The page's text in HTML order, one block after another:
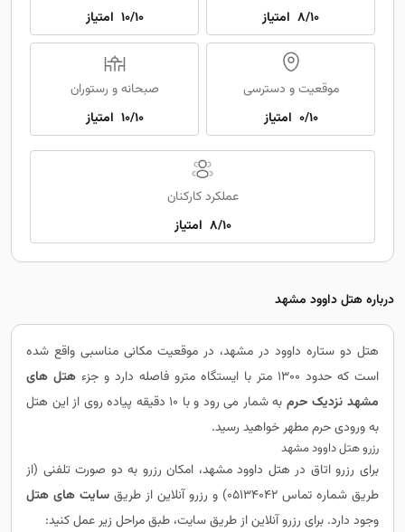
8/10 امتیاز
10/10 امتیاز
موقعیت و دسترسی
0/10 امتیاز
صبحانه و رستوران
10/10 امتیاز
عملکرد کارکنان
8/10 امتیاز
درباره هتل داوود مشهد
هتل دو ستاره داوود در مشهد، در موقعیت مکانی مناسبی واقع شده
است که حدود 1300 متر با ایستگاه مترو فاصله دارد و جزء
هتل های
مشهد نزدیک حرم
به شمار می رود و با 10 دقیقه پیاده روی از این هتل
به ورودی حرم مطهر خواهید رسید.
رزرو هتل داوود مشهد
برای رزرو اتاق در هتل داوود مشهد، امکان رزرو به دو صورت تلفنی (از
طریق شماره تماس 05134042) و رزرو آنلاین از طریق
سایت های هتل
وجود دارد. برای رزرو آنلاین از طریق سایت، طبق مراحل زیر عمل کنید: